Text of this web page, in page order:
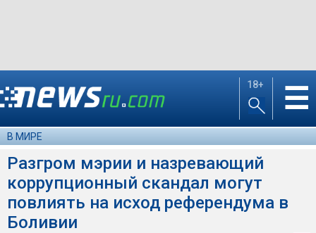
18+ ☰
В МИРЕ
Разгром мэрии и назревающий
коррупционный скандал могут
повлиять на исход референдума в
Боливии